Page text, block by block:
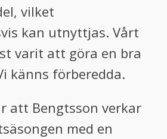
vilket
kan utnyttjas. Vårt
varit att göra en bra
känns förberedda.
att Bengtsson verkar
med en